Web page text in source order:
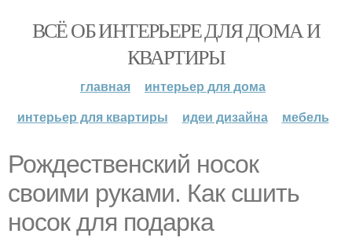
ВСЁ ОБ ИНТЕРЬЕРЕ ДЛЯ ДОМА И
КВАРТИРЫ
главная
интерьер для дома
интерьер для квартиры
идеи дизайна мебель
Рождественский носок
своими руками. Как сшить
носок для подарка